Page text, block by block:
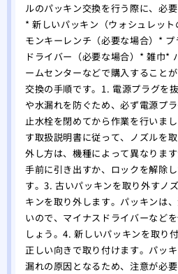
ルのパッキン交換を行う際に、必
* 新しいパッキン（ウォシュレッ
モンキーレンチ（必要な場合）*
ドライバー（必要な場合）* 雑巾*
ームセンターなどで購入すること
交換の手順です。1. 電源プラグを
や水漏れを防ぐため、必ず電源プ
止水栓を閉めてから作業を行いま
す取扱説明書に従って、ノズルを
外し方は、機種によって異なりま
手前に引き出すか、ロックを解除
す。3. 古いパッキンを取り外すノ
キンを取り外します。パッキンは
いので、マイナスドライバーなど
しょう。4. 新しいパッキンを取り
正しい向きで取り付けます。パッ
漏れの原因となるため、注意が必